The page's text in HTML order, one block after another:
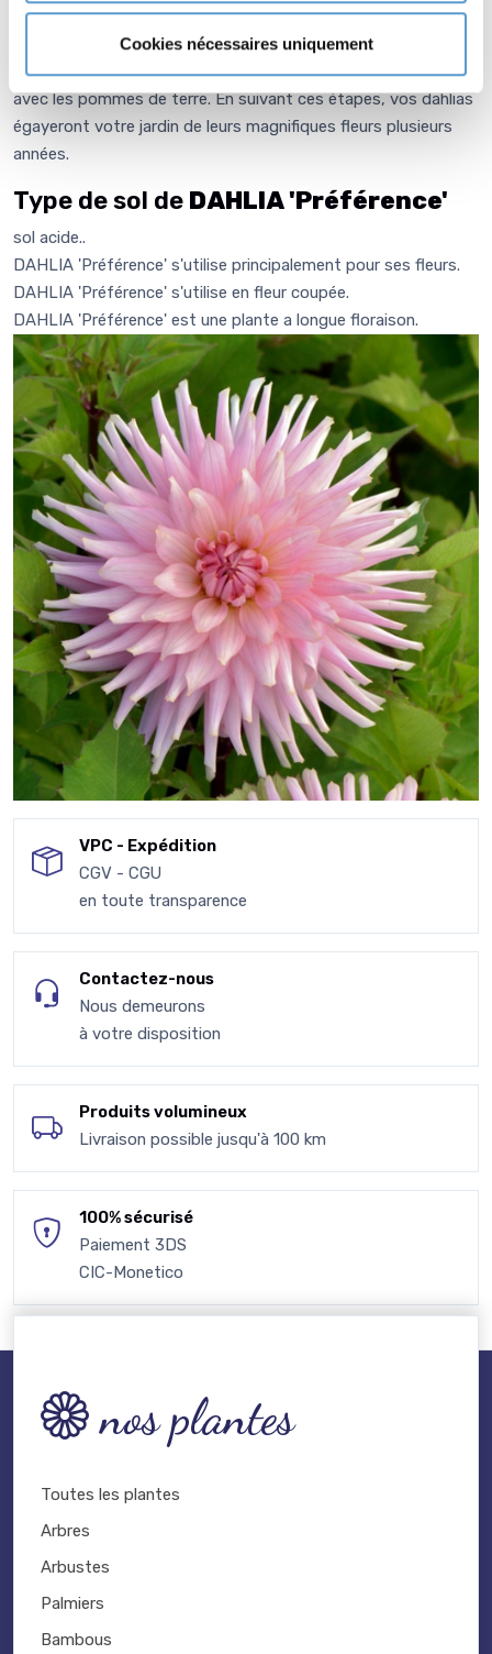
Cookies nécessaires uniquement
gelée. Nettoyez-les, laissez-les sécher pendant quelques
jours, puis entreposez-les dans un endroit frais et sombre
jusqu'au printemps suivant, comme le faisaient nos aïeux
avec les pommes de terre. En suivant ces étapes, vos dahlias
égayeront votre jardin de leurs magnifiques fleurs plusieurs
années.
Type de sol de DAHLIA 'Préférence'
sol acide..
DAHLIA 'Préférence' s'utilise principalement pour ses fleurs.
DAHLIA 'Préférence' s'utilise en fleur coupée.
DAHLIA 'Préférence' est une plante a longue floraison.
VPC - Expédition
CGV - CGU
en toute transparence
Contactez-nous
Nous demeurons
à votre disposition
Produits volumineux
Livraison possible jusqu'à 100 km
100% sécurisé
Paiement 3DS
CIC-Monetico
nos plantes
Toutes les plantes
Arbres
Arbustes
Palmiers
Bambous